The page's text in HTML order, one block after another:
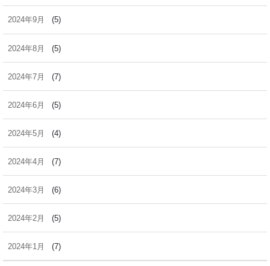
2024年9月 (5)
2024年8月 (5)
2024年7月 (7)
2024年6月 (5)
2024年5月 (4)
2024年4月 (7)
2024年3月 (6)
2024年2月 (5)
2024年1月 (7)